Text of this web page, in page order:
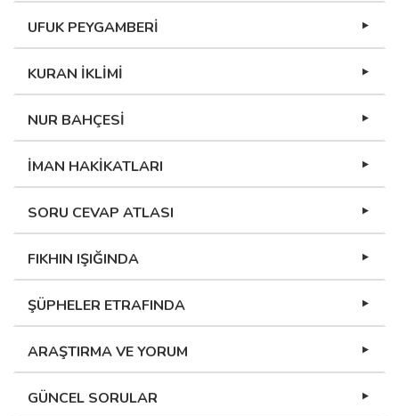
UFUK PEYGAMBERİ
KURAN İKLİMİ
NUR BAHÇESİ
İMAN HAKİKATLARI
SORU CEVAP ATLASI
FIKHIN IŞIĞINDA
ŞÜPHELER ETRAFINDA
ARAŞTIRMA VE YORUM
GÜNCEL SORULAR